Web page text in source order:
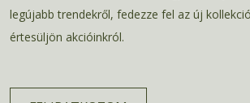
legújabb trendekről, fedezze fel az új
értesüljön akcióinkról.